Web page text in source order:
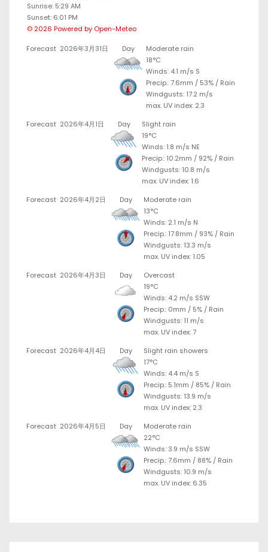
Sunrise: 5:29 AM
Sunset: 6:01 PM
© 2026 Powered by Open-Meteo
Forecast 2026年3月31日 Day
Moderate rain
18°C
Winds: 4.1 m/s S
Precip.:7.6mm / 53% / Rain
Windgusts: 17.2 m/s
max. UV index: 2.3
Forecast 2026年4月1日 Day
Slight rain
19°C
Winds: 1.8 m/s NE
Precip.: 10.2mm / 92% / Rain
Windgusts: 10.8 m/s
max. UV index: 1.6
Forecast 2026年4月2日 Day
Moderate rain
13°C
Winds: 2.1 m/s N
Precip.: 17.8mm / 93% / Rain
Windgusts: 13.3 m/s
max. UV index: 1.05
Forecast 2026年4月3日 Day
Overcast
19°C
Winds: 4.2 m/s SSW
Precip.: 0mm / 5% / Rain
Windgusts: 11 m/s
max. UV index: 7
Forecast 2026年4月4日 Day
Slight rain showers
17°C
Winds: 4.4 m/s S
Precip.: 5.1mm / 85% / Rain
Windgusts: 13.9 m/s
max. UV index: 2.3
Forecast 2026年4月5日 Day
Moderate rain
22°C
Winds: 3.9 m/s SSW
Precip.:7.6mm / 88% / Rain
Windgusts: 10.9 m/s
max. UV index: 6.35